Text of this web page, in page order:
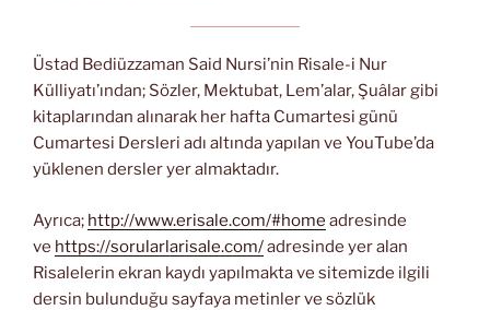
Üstad Bediüzzaman Said Nursi’nin Risale-i Nur
Külliyatı’ından; Sözler, Mektubat, Lem’alar, Şuâlar gibi
kitaplarından alınarak her hafta Cumartesi günü
Cumartesi Dersleri adı altında yapılan ve YouTube’da
yüklenen dersler yer almaktadır.
Ayrıca; http://www.erisale.com/#home adresinde
ve https://sorularlarisale.com/adresinde yer alan
Risalelerin ekran kaydı yapılmakta ve sitemizde ilgili
dersin bulunduğu sayfaya metinler ve sözlük